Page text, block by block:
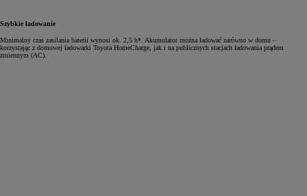
Szybkie ładowanie
Minimalny czas zasilania baterii wynosi ok. 2,5 h*. Akumulator można ładować zarówno w domu –
korzystając z domowej ładowarki Toyota HomeCharge, jak i na publicznych stacjach ładowania prądem
zmiennym (AC).